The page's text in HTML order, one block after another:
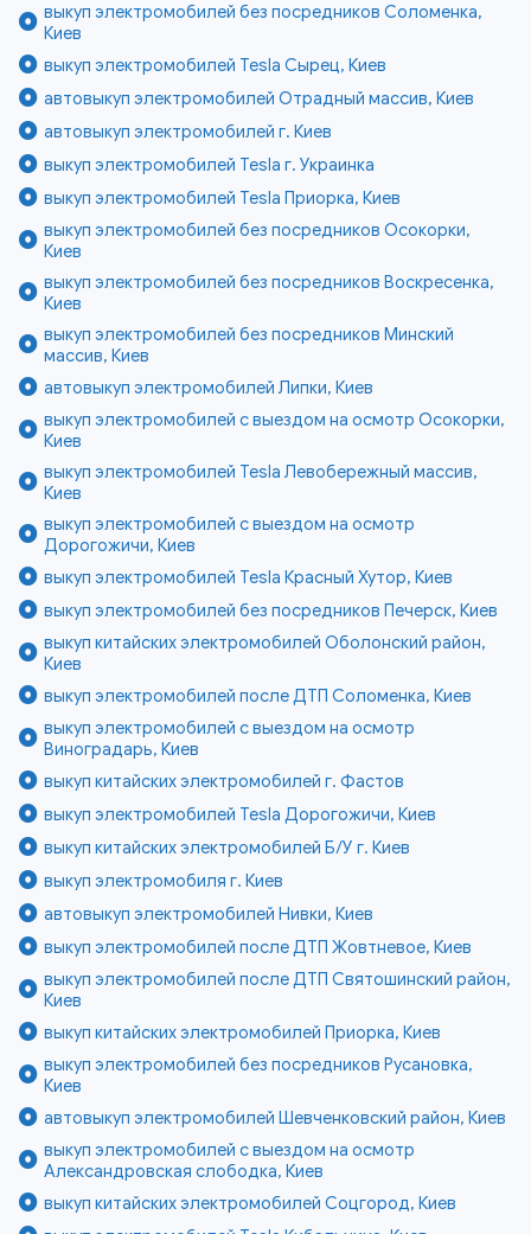
выкуп электромобилей без посредников Соломенка,
Киев
выкуп электромобилей Tesla Сырец, Киев
автовыкуп электромобилей Отрадный массив, Киев
автовыкуп электромобилей г. Киев
выкуп электромобилей Tesla г. Украинка
выкуп электромобилей Tesla Приорка, Киев
выкуп электромобилей без посредников Осокорки,
Киев
выкуп электромобилей без посредников Воскресенка,
Киев
выкуп электромобилей без посредников Минский
массив, Киев
автовыкуп электромобилей Липки, Киев
выкуп электромобилей с выездом на осмотр Осокорки,
Киев
выкуп электромобилей Tesla Левобережный массив,
Киев
выкуп электромобилей с выездом на осмотр
Дорогожичи, Киев
выкуп электромобилей Tesla Красный Хутор, Киев
выкуп электромобилей без посредников Печерск, Киев
выкуп китайских электромобилей Оболонский район,
Киев
выкуп электромобилей после ДТП Соломенка, Киев
выкуп электромобилей с выездом на осмотр
Виноградарь, Киев
выкуп китайских электромобилей г. Фастов
выкуп электромобилей Tesla Дорогожичи, Киев
выкуп китайских электромобилей Б/У г. Киев
выкуп электромобиля г. Киев
автовыкуп электромобилей Нивки, Киев
выкуп электромобилей после ДТП Жовтневое, Киев
выкуп электромобилей после ДТП Святошинский район,
Киев
выкуп китайских электромобилей Приорка, Киев
выкуп электромобилей без посредников Русановка,
Киев
автовыкуп электромобилей Шевченковский район, Киев
выкуп электромобилей с выездом на осмотр
Александровская слободка, Киев
выкуп китайских электромобилей Соцгород, Киев